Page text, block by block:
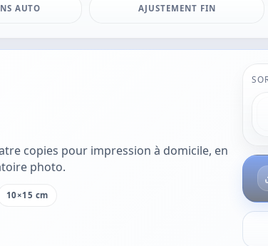
AUTO AJUSTEMENT FIN
copies pour impression à domicile, en
photo.
10×15 cm